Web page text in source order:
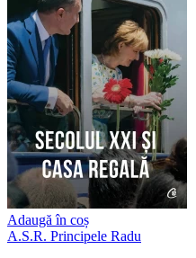
Adaugă în coș
A.S.R. Principele Radu